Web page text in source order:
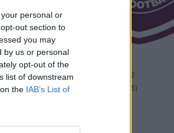
personal or
out section to
you may
by us or personal
opt-out of the
list of downstream
the IAB’s List of
Anno di Fondazione: 1882
Stadio: Turf Moore (21.945)
Manager: